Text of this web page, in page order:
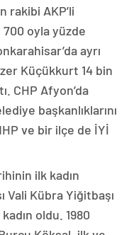
rakibi AKP’li
oyla yüzde
ayrı
Küçükkurt 14 bin
CHP Afyon’da
başkanlıklarını
ve bir ilçe de İYİ
ilk kadın
Vali Kübra Yiğitbaşı
oldu. 1980